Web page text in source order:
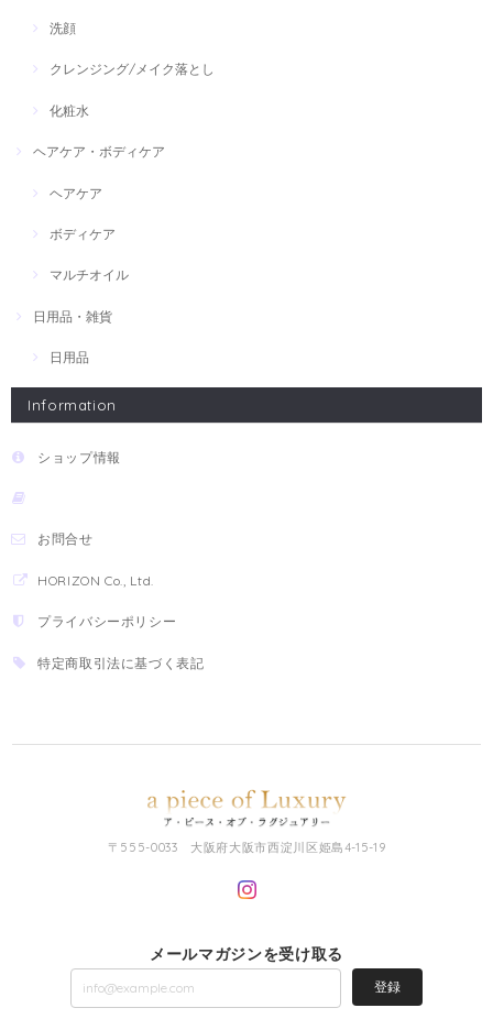
洗顔
クレンジング/メイク落とし
化粧水
ヘアケア・ボディケア
ヘアケア
ボディケア
マルチオイル
日用品・雑貨
日用品
Information
ショップ情報
お問合せ
HORIZON Co., Ltd.
プライバシーポリシー
特定商取引法に基づく表記
〒555-0033 大阪府大阪市西淀川区姫島4-15-19
メールマガジンを受け取る
登録